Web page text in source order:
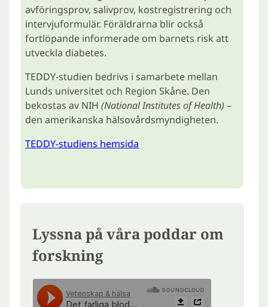
avföringsprov, salivprov, kostregistrering och
intervjuformulär. Föräldrarna blir också
fortlöpande informerade om barnets risk att
utveckla diabetes.
TEDDY-studien bedrivs i samarbete mellan
Lunds universitet och Region Skåne. Den
bekostas av NIH(National Institutes of Health) –
den amerikanska hälsovårdsmyndigheten.
TEDDY-studiens hemsida
Lyssna på våra poddar om
forskning